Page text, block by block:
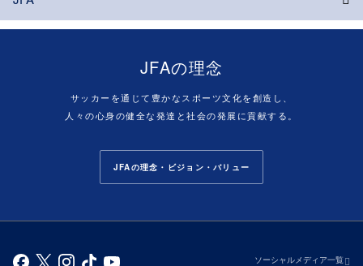
JFAの理念
サッカーを通じて豊かなスポーツ文化を創造し、
人々の心身の健全な発達と社会の発展に貢献する。
JFAの理念・ビジョン・バリュー
ソーシャルメディア一覧